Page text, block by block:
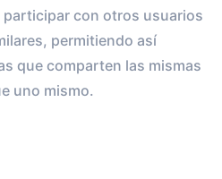
con otros usuarios
permitiendo así
que comparten las mismas
uno mismo.